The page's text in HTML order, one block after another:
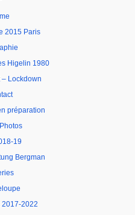
2015 Paris
Higelin 1980
Lockdown
préparation
19
Bergman
2017-2022